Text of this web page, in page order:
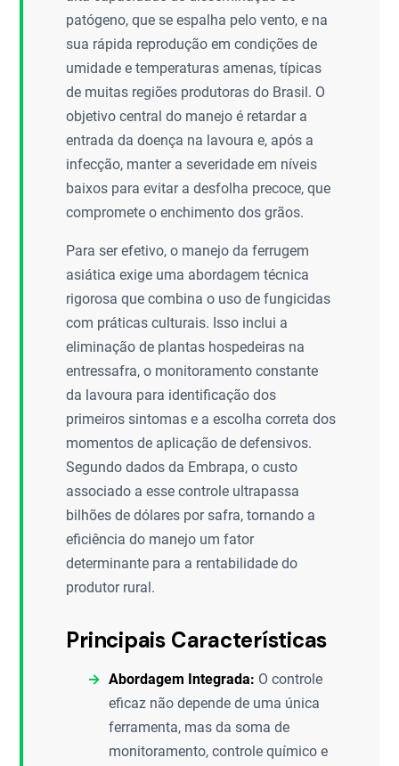
patógeno, que se espalha pelo vento, e na
sua rápida reprodução em condições de
umidade e temperaturas amenas, típicas
de muitas regiões produtoras do Brasil. O
objetivo central do manejo é retardar a
entrada da doença na lavoura e, após a
infecção, manter a severidade em níveis
baixos para evitar a desfolha precoce, que
compromete o enchimento dos grãos.
Para ser efetivo, o manejo da ferrugem
asiática exige uma abordagem técnica
rigorosa que combina o uso de fungicidas
com práticas culturais. Isso inclui a
eliminação de plantas hospedeiras na
entressafra, o monitoramento constante
da lavoura para identificação dos
primeiros sintomas e a escolha correta dos
momentos de aplicação de defensivos.
Segundo dados da Embrapa, o custo
associado a esse controle ultrapassa
bilhões de dólares por safra, tornando a
eficiência do manejo um fator
determinante para a rentabilidade do
produtor rural.
Principais Características
Abordagem Integrada: O controle
eficaz não depende de uma única
ferramenta, mas da soma de
monitoramento, controle químico e